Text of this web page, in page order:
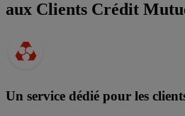
aux Clients Crédit
Un service dédié pour les